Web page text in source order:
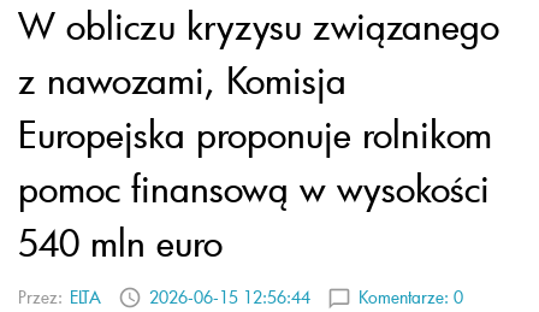
W obliczu kryzysu związanego
z nawozami, Komisja
Europejska proponuje rolnikom
pomoc finansową w wysokości
540 mln euro
Przez: ELTA 2026-06-15 12:56:44 Komentarze: 0